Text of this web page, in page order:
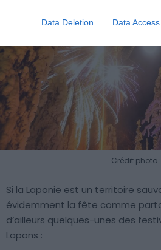
Data Deletion Data Access
Crédit photo :
Si la Laponie est un territoire
évidemment la fête comme
d’ailleurs quelques-unes des
Lapons :